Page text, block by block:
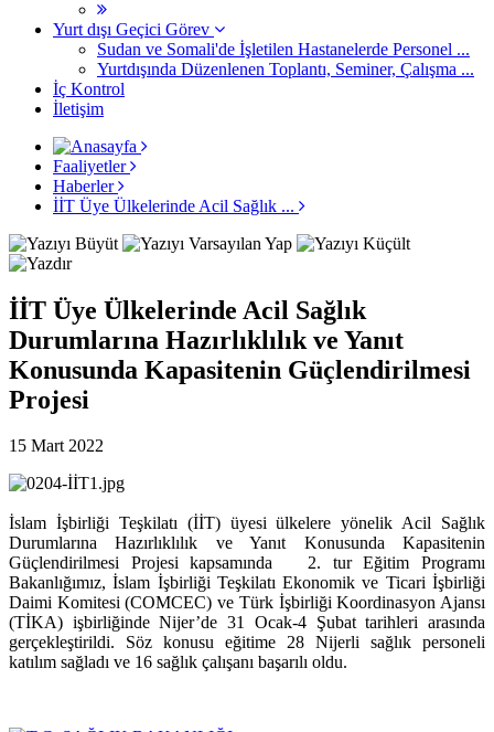
Yurt dışı Geçici Görev
Sudan ve Somali'de İşletilen Hastanelerde Personel ...
Yurtdışında Düzenlenen Toplantı, Seminer, Çalışma ...
İç Kontrol
İletişim
Faaliyetler
Haberler
İİT Üye Ülkelerinde Acil Sağlık ...
İİT Üye Ülkelerinde Acil Sağlık
Durumlarına Hazırlıklılık ve Yanıt
Konusunda Kapasitenin Güçlendirilmesi
Projesi
15 Mart 2022
İslam İşbirliği Teşkilatı (İİT) üyesi ülkelere yönelik Acil Sağlık
Durumlarına Hazırlıklılık ve Yanıt Konusunda Kapasitenin
Güçlendirilmesi Projesi kapsamında 2. tur Eğitim Programı
Bakanlığımız, İslam İşbirliği Teşkilatı Ekonomik ve Ticari İşbirliği
Daimi Komitesi (COMCEC) ve Türk İşbirliği Koordinasyon Ajansı
(TİKA) işbirliğinde Nijer’de 31 Ocak-4 Şubat tarihleri arasında
gerçekleştirildi. Söz konusu eğitime 28 Nijerli sağlık personeli
katılım sağladı ve 16 sağlık çalışanı başarılı oldu.